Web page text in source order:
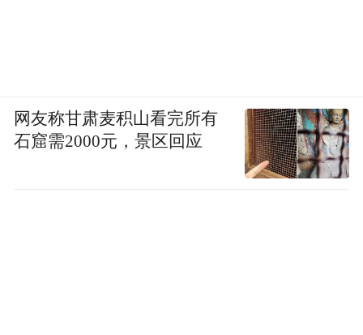
网友称甘肃麦积山看完所有
石窟需2000元，景区回应